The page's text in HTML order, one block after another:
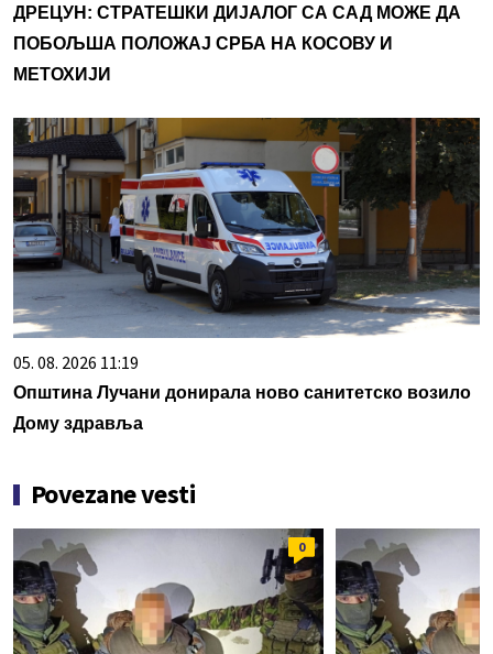
ДРЕЦУН: СТРАТЕШКИ ДИЈАЛОГ СА САД МОЖЕ ДА
ПОБОЉША ПОЛОЖАЈ СРБА НА КОСОВУ И
МЕТОХИЈИ
05. 08. 2026 11:19
Општина Лучани донирала ново санитетско возило
Дому здравља
Povezane vesti
0